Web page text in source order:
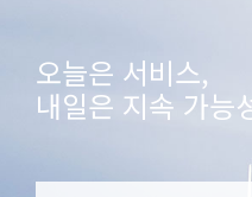
오늘은 서비스,
내일은 지속 가능